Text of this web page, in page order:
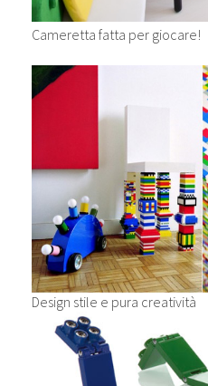
Cameretta fatta per giocare!
Design stile e pura creatività